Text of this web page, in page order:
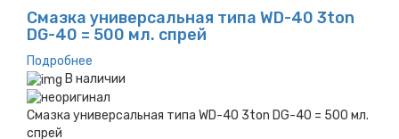
Смазка универсальная типа WD-40 3ton
DG-40 = 500 мл. спрей
Подробнее
В наличии
Смазка универсальная типа WD-40 3ton DG-40 = 500 мл.
спрей